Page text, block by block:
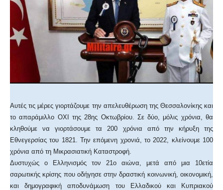
Αυτές τις μέρες γιορτάζουμε την απελευθέρωση της Θεσσαλονίκης και
το απαράμιλλο ΟΧΙ της 28ης Οκτωβρίου. Σε δύο, μόλις χρόνια, θα
κληθούμε να γιορτάσουμε τα 200 χρόνια από την κήρυξη της
Εθνεγερσίας του 1821. Την επόμενη χρονιά, το 2022, κλείνουμε 100
χρόνια από τη Μικρασιατική Καταστροφή.
Δυστυχώς ο Ελληνισμός τον 21ο αιώνα, μετά από μια 10ετία
σαρωτικής κρίσης που οδήγησε στην δραστική κοινωνική, οικονομική,
και δημογραφική αποδυνάμωση του Ελλαδικού και Κυπριακού